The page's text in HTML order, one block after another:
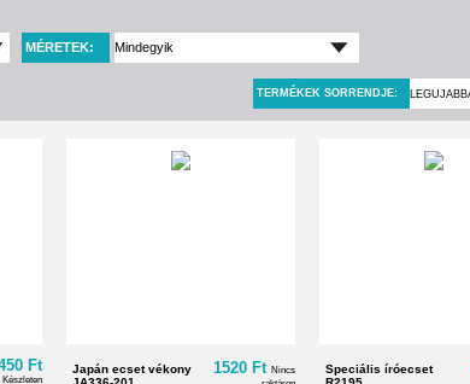
MÉRETEK:
TERMÉKEK SORRENDJE:
Ft
Készleten
Japán ecset vékony
1520 Ft Nincs
Speciális íróecset